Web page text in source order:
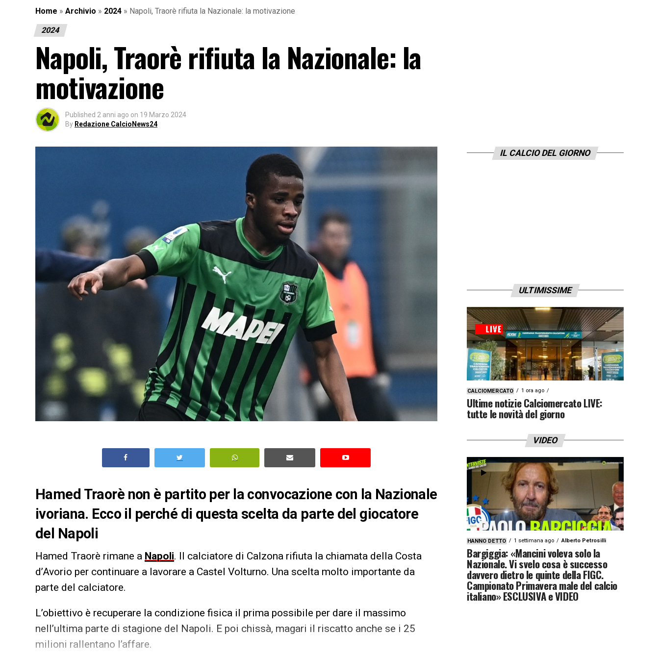
Home » Archivio » 2024 » Napoli, Traorè rifiuta la Nazionale: la motivazione
2024
Napoli, Traorè rifiuta la Nazionale: la
motivazione
Published 2 anni ago on 19 Marzo 2024
By Redazione CalcioNews24
Hamed Traorè non è partito per la convocazione con la Nazionale
ivoriana. Ecco il perché di questa scelta da parte del giocatore
del Napoli
Hamed Traorè rimane a Napoli. Il calciatore di Calzona rifiuta la chiamata della Costa
d’Avorio per continuare a lavorare a Castel Volturno. Una scelta molto importante da
parte del calciatore.
L’obiettivo è recuperare la condizione fisica il prima possibile per dare il massimo
nell’ultima parte di stagione del Napoli. E poi chissà, magari il riscatto anche se i 25
milioni rallentano l’affare.
IL CALCIO DEL GIORNO
ULTIMISSIME
CALCIOMERCATO 1 ora ago
Ultime notizie Calciomercato LIVE:
tutte le novità del giorno
VIDEO
HANNO DETTO 1 settimana ago Alberto Petrosilli
Bargiggia: «Mancini voleva solo la
Nazionale. Vi svelo cosa è successo
davvero dietro le quinte della FIGC.
Campionato Primavera male del calcio
italiano» ESCLUSIVA e VIDEO